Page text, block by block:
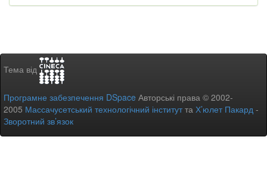
Тема від
Програмне забезпечення DSpace Авторські права © 2002-
2005 Массачусетський технологічний інститутта Х’юлет Пакард -
Зворотний зв’язок